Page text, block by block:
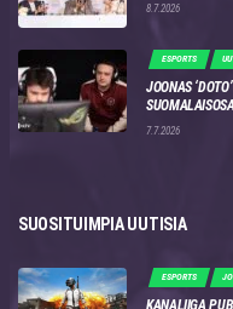
8.7.2026
ESPORTS
JOONAS
7.7.2026
SUOSITUIMPIA UUTISIA
ESPORTS